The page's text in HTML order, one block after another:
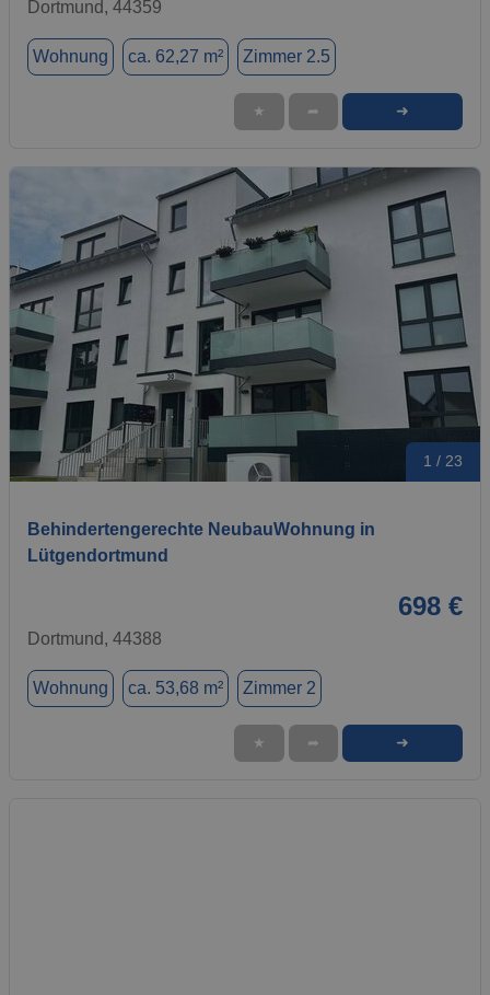
Dortmund, 44359
Wohnung ca. 62,27 m² Zimmer 2.5
★ ➦ ➜
1 / 23
Behindertengerechte NeubauWohnung in
Lütgendortmund
698 €
Dortmund, 44388
Wohnung ca. 53,68 m² Zimmer 2
★ ➦ ➜